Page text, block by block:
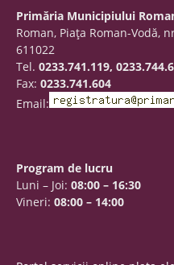
Primăria Municipiului
Roman, Piaţa Roman-Vodă,
611022
Tel. 0233.741.119,
Fax: 0233.741.604
Email:
Program de lucru
Luni – Joi: 08:00 – 16:30
Vineri: 08:00 – 14:00